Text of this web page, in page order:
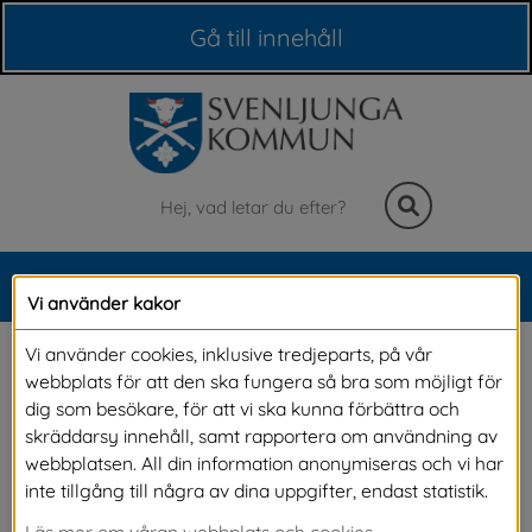
Gå till innehåll
Sök
Meny
Årets företagare korade
Torsdag 7 maj var det dags att kora Årets
företagare samt Årets unga företagare. Som
traditionen bjuder är det Företagarna i
Vi använder kakor
Vi använder cookies, inklusive tredjeparts, på vår
webbplats för att den ska fungera så bra som möjligt för
dig som besökare, för att vi ska kunna förbättra och
skräddarsy innehåll, samt rapportera om användning av
webbplatsen. All din information anonymiseras och vi har
inte tillgång till några av dina uppgifter, endast statistik.